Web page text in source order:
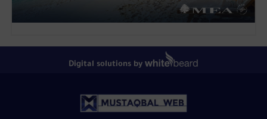
Digital solutions by